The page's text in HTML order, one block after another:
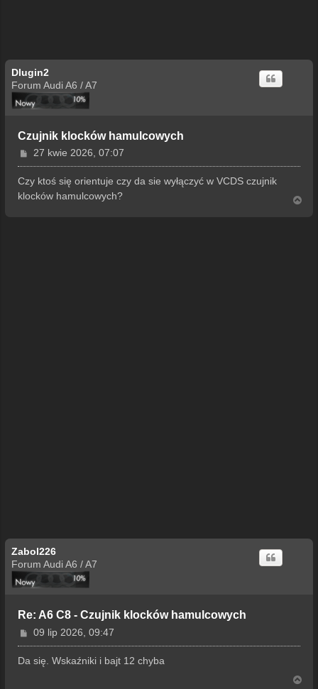
Dlugin2
Forum Audi A6 / A7
Czujnik klocków hamulcowych
P
o
s
t
27 kwie 2026, 07:07
Czy ktoś się orientuje czy da sie wyłączyć w VCDS czujnik
klocków hamulcowych?
Zabol226
Forum Audi A6 / A7
Re: A6 C8 - Czujnik klocków hamulcowych
P
o
s
09 lip 2026, 09:47
Da się. Wskaźniki i bajt 12 chyba